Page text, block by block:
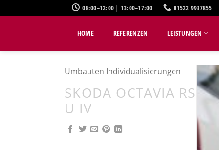
Inhalt
08:00–12:00 | 13:00–17:00 01522 9937855
HOME REFERENZEN LEISTUNGEN
Umbauten Individualisierungen
SKODA OCTAVIA RS
U IV